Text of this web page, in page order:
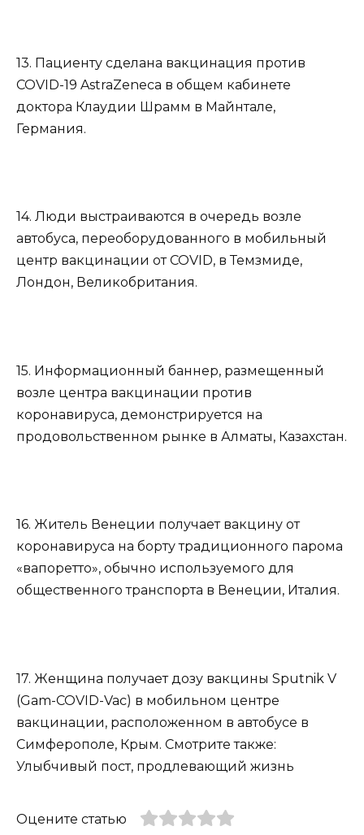
13. Пациенту сделана вакцинация против
COVID-19 AstraZeneca в общем кабинете
доктора Клаудии Шрамм в Майнтале,
Германия.
14. Люди выстраиваются в очередь возле
автобуса, переоборудованного в мобильный
центр вакцинации от COVID, в Темзмиде,
Лондон, Великобритания.
15. Информационный баннер, размещенный
возле центра вакцинации против
коронавируса, демонстрируется на
продовольственном рынке в Алматы, Казахстан.
16. Житель Венеции получает вакцину от
коронавируса на борту традиционного парома
«вапоретто», обычно используемого для
общественного транспорта в Венеции, Италия.
17. Женщина получает дозу вакцины Sputnik V
(Gam-COVID-Vac) в мобильном центре
вакцинации, расположенном в автобусе в
Симферополе, Крым. Смотрите также:
Улыбчивый пост, продлевающий жизнь
Оцените статью